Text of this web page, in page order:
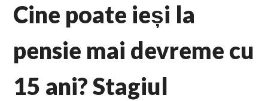
Cine poate ieși la
pensie mai devreme cu
15 ani? Stagiul